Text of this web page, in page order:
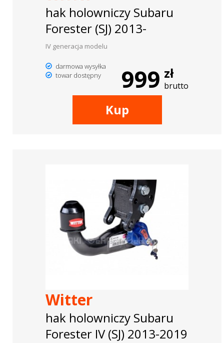
hak holowniczy Subaru
Forester (SJ) 2013-
IV generacja modelu
darmowa wysyłka
towar dostępny
999 zł
brutto
Kup
Witter
hak holowniczy Subaru
Forester IV (SJ) 2013-2019